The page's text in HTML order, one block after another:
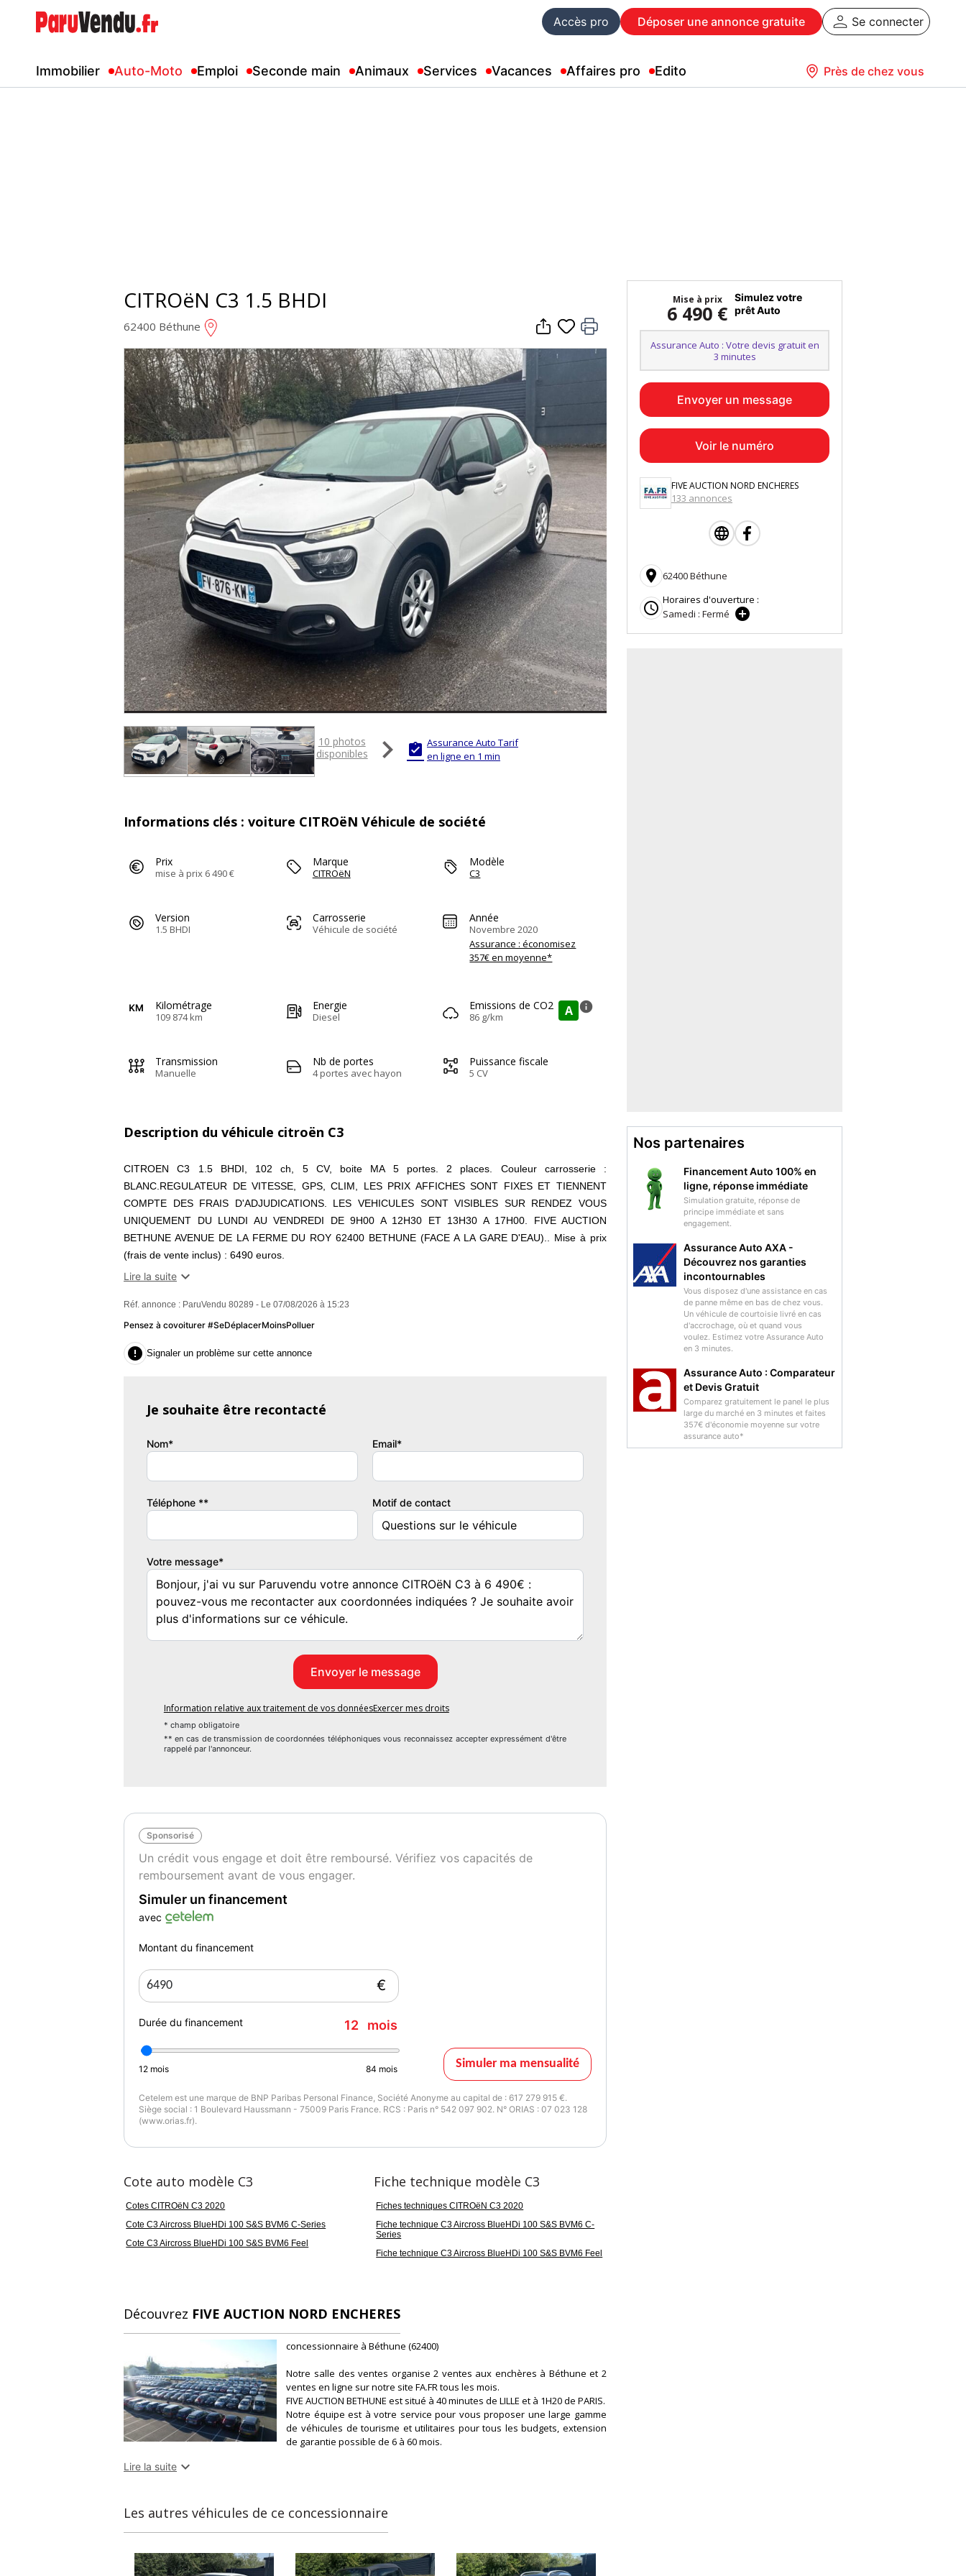
Accès pro Déposer une annonce gratuite Se connecter
Immobilier Auto-Moto Emploi Seconde main Animaux Services Vacances Affaires pro Edito Près de chez vous
CITROëN C3 1.5 BHDI
62400 Béthune
10 photos
disponibles
  Assurance Auto Tarif
en ligne en 1 min
Informations clés : voiture CITROëN Véhicule de société
Prix
mise à prix 6 490 €
Marque
CITROëN
Modèle
C3
Version
1.5 BHDI
Carrosserie
Véhicule de société
Année
Novembre 2020
Assurance : économisez
357€ en moyenne*
Kilométrage
109 874 km
Energie
Diesel
Emissions de CO2
86 g/km A info
Transmission
Manuelle
Nb de portes
4 portes avec hayon
Puissance fiscale
5 CV
Description du véhicule citroën C3
CITROEN C3 1.5 BHDI, 102 ch, 5 CV, boite MA 5 portes. 2 places. Couleur carrosserie :
BLANC.REGULATEUR DE VITESSE, GPS, CLIM, LES PRIX AFFICHES SONT FIXES ET TIENNENT
COMPTE DES FRAIS D'ADJUDICATIONS. LES VEHICULES SONT VISIBLES SUR RENDEZ VOUS
UNIQUEMENT DU LUNDI AU VENDREDI DE 9H00 A 12H30 ET 13H30 A 17H00. FIVE AUCTION
BETHUNE AVENUE DE LA FERME DU ROY 62400 BETHUNE (FACE A LA GARE D'EAU).. Mise à prix
(frais de vente inclus) : 6490 euros.
Couleur
Lire la suite 
Réf. annonce : ParuVendu 80289 - Le 07/08/2026 à 15:23
Pensez à covoiturer #SeDéplacerMoinsPolluer
 Signaler un problème sur cette annonce
Je souhaite être recontacté
Nom* Email*
Téléphone ** Motif de contact
Votre message*
Information relative aux traitement de vos donnéesExercer mes droits
* champ obligatoire
** en cas de transmission de coordonnées téléphoniques vous reconnaissez accepter expressément d'être
rappelé par l'annonceur.
Sponsorisé
Un crédit vous engage et doit être remboursé. Vérifiez vos capacités de
remboursement avant de vous engager.
Simuler un financement
avec
Montant du financement
€
Durée du financement 12 mois
12 mois 84 mois Simuler ma mensualité
Cetelem est une marque de BNP Paribas Personal Finance, Société Anonyme au capital de : 617 279 915 €.
Siège social : 1 Boulevard Haussmann - 75009 Paris France. RCS : Paris n° 542 097 902. N° ORIAS : 07 023 128
(www.orias.fr).
Cote auto modèle C3
Cotes CITROëN C3 2020
Cote C3 Aircross BlueHDi 100 S&S BVM6 C-Series
Cote C3 Aircross BlueHDi 100 S&S BVM6 Feel
Fiche technique modèle C3
Fiches techniques CITROëN C3 2020
Fiche technique C3 Aircross BlueHDi 100 S&S BVM6 C-
Series
Fiche technique C3 Aircross BlueHDi 100 S&S BVM6 Feel
Découvrez FIVE AUCTION NORD ENCHERES
concessionnaire à Béthune (62400)
Notre salle des ventes organise 2 ventes aux enchères à Béthune et 2
ventes en ligne sur notre site FA.FR tous les mois.
FIVE AUCTION BETHUNE est situé à 40 minutes de LILLE et à 1H20 de PARIS.
Notre équipe est à votre service pour vous proposer une large gamme
de véhicules de tourisme et utilitaires pour tous les budgets, extension
de garantie possible de 6 à 60 mois.
Notre équipe est à votre disposition et à votre écoute du lundi au
Lire la suite 
Les autres véhicules de ce concessionnaire
Mise à prix
6 490 €
Simulez votre
prêt Auto
Assurance Auto : Votre devis gratuit en
3 minutes
Envoyer un message
Voir le numéro
FIVE AUCTION NORD ENCHERES
133 annonces
 62400 Béthune
 Horaires d'ouverture :
Samedi : Fermé 
Nos partenaires
Financement Auto 100% en
ligne, réponse immédiate
Simulation gratuite, réponse de
principe immédiate et sans
engagement.
Assurance Auto AXA -
Découvrez nos garanties
incontournables
Vous disposez d'une assistance en cas
de panne même en bas de chez vous.
Un véhicule de courtoisie livré en cas
d'accrochage, où et quand vous
voulez. Estimez votre Assurance Auto
en 3 minutes.
Assurance Auto : Comparateur
et Devis Gratuit
Comparez gratuitement le panel le plus
large du marché en 3 minutes et faites
357€ d'économie moyenne sur votre
assurance auto*